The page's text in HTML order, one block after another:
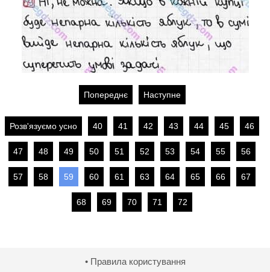
Попереднє Наступне
Розв'язуємо усно 40 41 42 43 44 45 46
47 48 49 50 51 52 53 54 55 56
57 58 59 60 61 63 64 65 66 67
68 69 70 71 72
• Правила користування